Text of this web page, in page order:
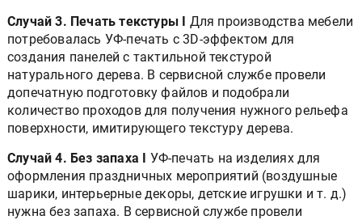
Случай 3. Печать текстуры І Для производства мебели
потребовалась УФ-печать с 3D-эффектом для
создания панелей с тактильной текстурой
натурального дерева. В сервисной службе провели
допечатную подготовку файлов и подобрали
количество проходов для получения нужного рельефа
поверхности, имитирующего текстуру дерева.
Случай 4. Без запаха І УФ-печать на изделиях для
оформления праздничных мероприятий (воздушные
шарики, интерьерные декоры, детские игрушки и т. д.)
нужна без запаха. В сервисной службе провели